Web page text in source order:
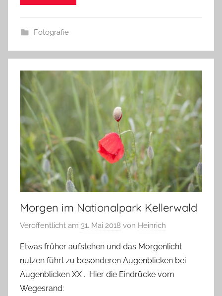
Fotografie
Morgen im Nationalpark Kellerwald
Veröffentlicht am 31. Mai 2018 von Heinrich
Etwas früher aufstehen und das Morgenlicht
nutzen führt zu besonderen Augenblicken bei
Augenblicken XX . Hier die Eindrücke vom
Wegesrand: